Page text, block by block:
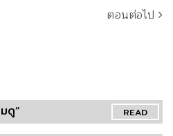
ตอนต่อไป
READ
ดู”